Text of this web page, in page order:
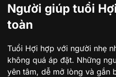
Người giúp tuổi
toàn
Tuổi Hợi hợp với người nhẹ
không quá áp đặt. Những
yên tâm, dễ mở lòng và gắn